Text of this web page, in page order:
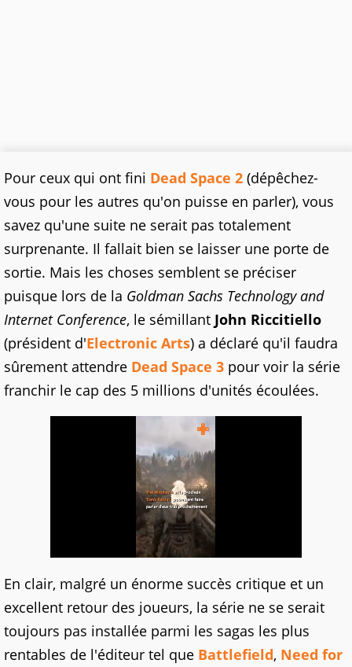
Pour ceux qui ont fini Dead Space 2 (dépêchez-
vous pour les autres qu'on puisse en parler), vous
savez qu'une suite ne serait pas totalement
surprenante. Il fallait bien se laisser une porte de
sortie. Mais les choses semblent se préciser
puisque lors de la Goldman Sachs Technology and
Internet Conference, le sémillant John Riccitiello
(président d'Electronic Arts) a déclaré qu'il faudra
sûrement attendre Dead Space 3 pour voir la série
franchir le cap des 5 millions d'unités écoulées.
En clair, malgré un énorme succès critique et un
excellent retour des joueurs, la série ne se serait
toujours pas installée parmi les sagas les plus
rentables de l'éditeur tel que Battlefield, Need for